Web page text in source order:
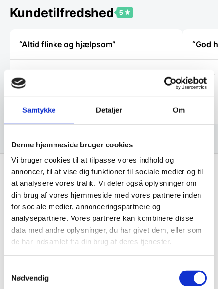
Samtykke Detaljer Om
Denne hjemmeside bruger cookies
Vi bruger cookies til at tilpasse vores indhold og
annoncer, til at vise dig funktioner til sociale medier og til
at analysere vores trafik. Vi deler også oplysninger om
din brug af vores hjemmeside med vores partnere inden
for sociale medier, annonceringspartnere og
analysepartnere. Vores partnere kan kombinere disse
data med andre oplysninger, du har givet dem, eller som
de har indsamlet fra din brug af deres tjenester.
Nødvendig
vælges
på
Kundetilfredshed
“Altid flinke og hjælpsom”
Georg
“God
Benny
Få de bedste tilbud først!
Husk at tilmelde dig vores nyhedsbrev og vær først
til de bedste tilbud. Og bare rolig, vi spammer dig
ikke, men sender kun relevante tilbud og